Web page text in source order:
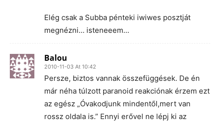
Elég csak a Subba pénteki iwiwes posztját
megnézni… isteneeem…
Balou
2010-11-03 At 10:42
Persze, biztos vannak összefüggések. De én
már néha túlzott paranoid reakciónak érzem ezt
az egész „Óvakodjunk mindentől,mert van
rossz oldala is.” Ennyi erővel ne lépj ki az